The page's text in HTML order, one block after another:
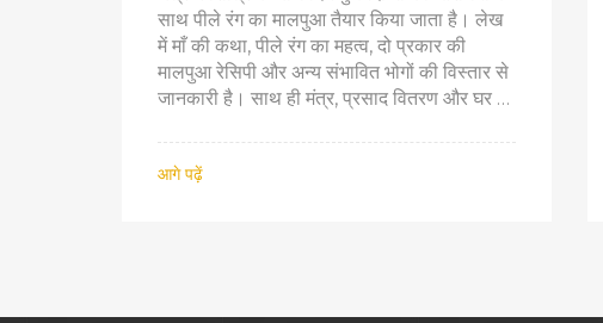
साथ पीले रंग का मालपुआ तैयार किया जाता है। लेख
में माँ की कथा, पीले रंग का महत्व, दो प्रकार की
मालपुआ रेसिपी और अन्य संभावित भोगों की विस्तार से
जानकारी है। साथ ही मंत्र, प्रसाद वितरण और घर में
आगे पढ़ें